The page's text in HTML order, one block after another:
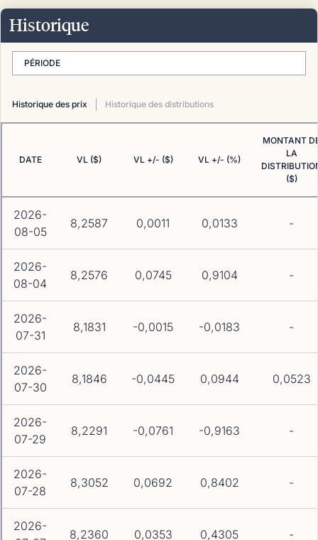
Historique
PÉRIODE
Historique des prix Historique des distributions
DATE VL ($) VL +/- ($) VL +/- (%)
MONTANT
LA
($)
2026-
08-05
8,2587 0,0011 0,0133 -
2026-
08-04
8,2576 0,0745 0,9104 -
2026-
07-31
8,1831 -0,0015 -0,0183 -
2026-
07-30
8,1846 -0,0445 0,0944 0,0523
2026-
07-29
8,2291 -0,0761 -0,9163 -
2026-
07-28
8,3052 0,0692 0,8402 -
2026-
8,2360 0,0353 0,4305 -